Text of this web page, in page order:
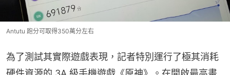
Antutu 跑分可取得350萬分左右
為了測試其實際遊戲表現，記者特別運行了極其消耗